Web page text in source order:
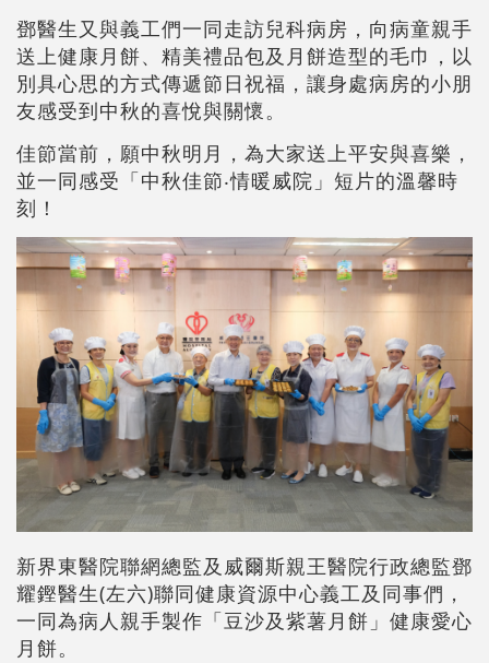
鄧醫生又與義工們一同走訪兒科病房，向病童親手
送上健康月餅、精美禮品包及月餅造型的毛巾，以
別具心思的方式傳遞節日祝福，讓身處病房的小朋
友感受到中秋的喜悅與關懷。
佳節當前，願中秋明月，為大家送上平安與喜樂，
並一同感受「中秋佳節‧情暖威院」短片的溫馨時
刻！
新界東醫院聯網總監及威爾斯親王醫院行政總監鄧
耀鏗醫生(左六)聯同健康資源中心義工及同事們，
一同為病人親手製作「豆沙及紫薯月餅」健康愛心
月餅。